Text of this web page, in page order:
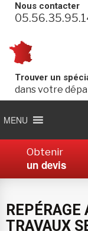
Nous contacter
Trouver un
dans votre
MENU
Obtenir
un devis
TRAVAUX